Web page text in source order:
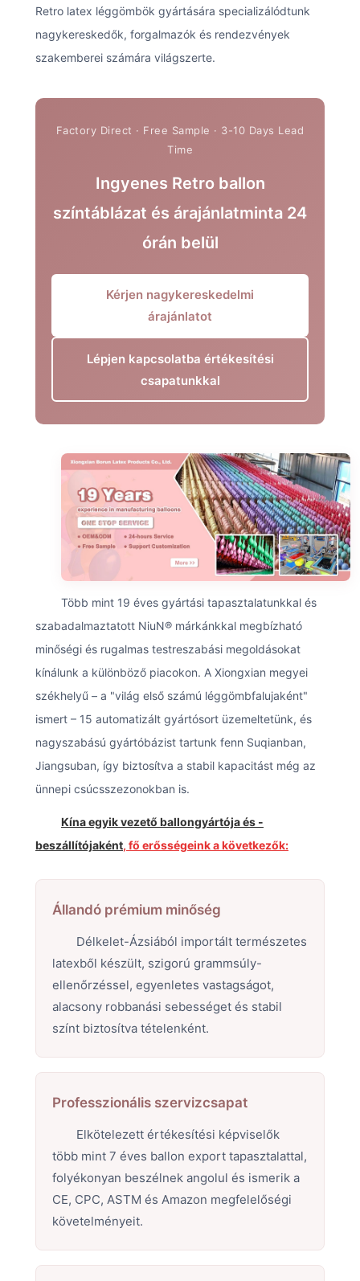
Retro latex léggömbök gyártására specializálódtunk
nagykereskedők, forgalmazók és rendezvények
szakemberei számára világszerte.
Ingyenes Retro ballon
színtáblázat és árajánlatminta 24
órán belül
Kérjen nagykereskedelmi
árajánlatot
Lépjen kapcsolatba értékesítési
csapatunkkal
Több mint 19 éves gyártási tapasztalatunkkal és
szabadalmaztatott NiuN® márkánkkal megbízható
minőségi és rugalmas testreszabási megoldásokat
kínálunk a különböző piacokon. A Xiongxian megyei
székhelyű – a "világ első számú léggömbfalujaként"
ismert – 15 automatizált gyártósort üzemeltetünk, és
nagyszabású gyártóbázist tartunk fenn Suqianban,
Jiangsuban, így biztosítva a stabil kapacitást még az
ünnepi csúcsszezonokban is.
Kína egyik vezető ballongyártója és -
beszállítójaként, fő erősségeink a következők:
Állandó prémium minőség
Délkelet-Ázsiából importált természetes
latexből készült, szigorú grammsúly-
ellenőrzéssel, egyenletes vastagságot,
alacsony robbanási sebességet és stabil
színt biztosítva tételenként.
Professzionális szervizcsapat
Elkötelezett értékesítési képviselők
több mint 7 éves ballon export tapasztalattal,
folyékonyan beszélnek angolul és ismerik a
CE, CPC, ASTM és Amazon megfelelőségi
követelményeit.